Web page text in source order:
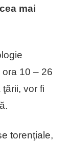
mai
10 – 26
vor fi
torenţiale,